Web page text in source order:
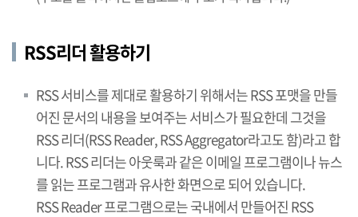
RSS리더 활용하기
RSS 서비스를 제대로 활용하기 위해서는 RSS 포맷을 만들
어진 문서의 내용을 보여주는 서비스가 필요한데 그것을
RSS 리더(RSS Reader, RSS Aggregator라고도 함)라고 합
니다. RSS 리더는 아웃룩과 같은 이메일 프로그램이나 뉴스
를 읽는 프로그램과 유사한 화면으로 되어 있습니다.
RSS Reader 프로그램으로는 국내에서 만들어진 RSS